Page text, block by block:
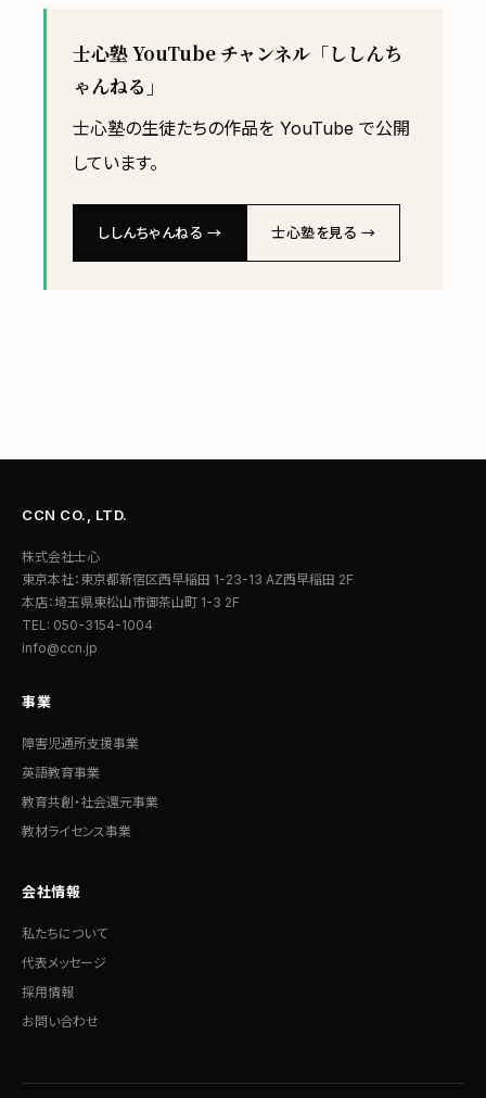
士心塾 YouTube チャンネル「ししんち
ゃんねる」
士心塾の生徒たちの作品を YouTube で公開
しています。
ししんちゃんねる → 士心塾を見る →
CCN CO., LTD.
株式会社士心
東京本社：東京都新宿区西早稲田 1-23-13 AZ西早稲田 2F
本店：埼玉県東松山市御茶山町 1-3 2F
TEL: 050-3154-1004
info@ccn.jp
事業
障害児通所支援事業
英語教育事業
教育共創・社会還元事業
教材ライセンス事業
会社情報
私たちについて
代表メッセージ
採用情報
お問い合わせ